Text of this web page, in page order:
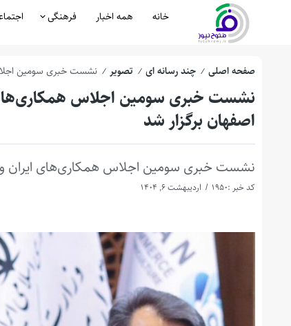
خانه همه اخبار فرهنگی
صفحه اصلی / چند رسانه ای / تصویر / نشست خبری سومین اجلاس
نشست خبری سومین اجلاس همکاری‌های
اصفهان برگزار شد
نشست خبری سومین اجلاس همکاری‌های ایران و
کد خبر :1950 اردیبهشت 6, 1404